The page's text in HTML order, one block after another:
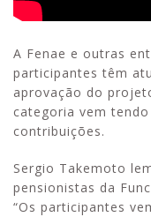
A Fenae e outras
participantes têm
aprovação do
categoria vem
contribuições.
Sergio Takemoto
pensionistas da
“Os participantes